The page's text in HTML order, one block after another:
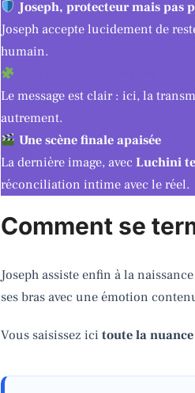
Joseph, protecteur mais pas
Joseph accepte lucidement de
humain.
Le message est clair : ici, la
autrement.
Une scène finale apaisée
La dernière image, avec Luchini
réconciliation intime avec le réel.
Comment se
Joseph assiste enfin à la
ses bras avec une émotion
Vous saisissez ici toute la